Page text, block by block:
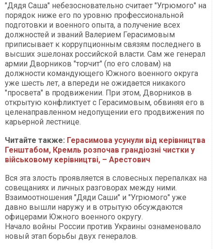
"Дядя Саша" небезосновательно считает "Угрюмого" на
порядок ниже его по уровню профессиональной
подготовки и военного опыта, а получение всех
должностей и званий Валерием Герасимовым
приписывает к коррупционным связям последнего в
высших эшелонах российской власти. Сам же генерал
армии Дворников "торчит" (по его словам) на
должности командующего Южного военного округа
уже шесть лет, а впереди не ожидается никакого
"просвета" в продвижении. При этом, Дворников в
открытую конфликтует с Герасимовым, обвиняя его в
целенаправленном недопущении его продвижения по
карьерной лестнице.
Читайте также: Герасимова усунули від керівництва
Генштабом, Кремль розпочав грандіозні чистки у
військовому керівництві, – Арестович
Вся эта злость проявляется в словесных перепалках на
совещаниях и личных разговорах между ними.
Взаимоотношения "Дяди Саши" и "Угрюмого" уже
давно вышли наружу и в отрытую обсуждаются
офицерами Южного военного округу.
Начало войны России против Украины ознаменовало
новый этап борьбы двух генералов.